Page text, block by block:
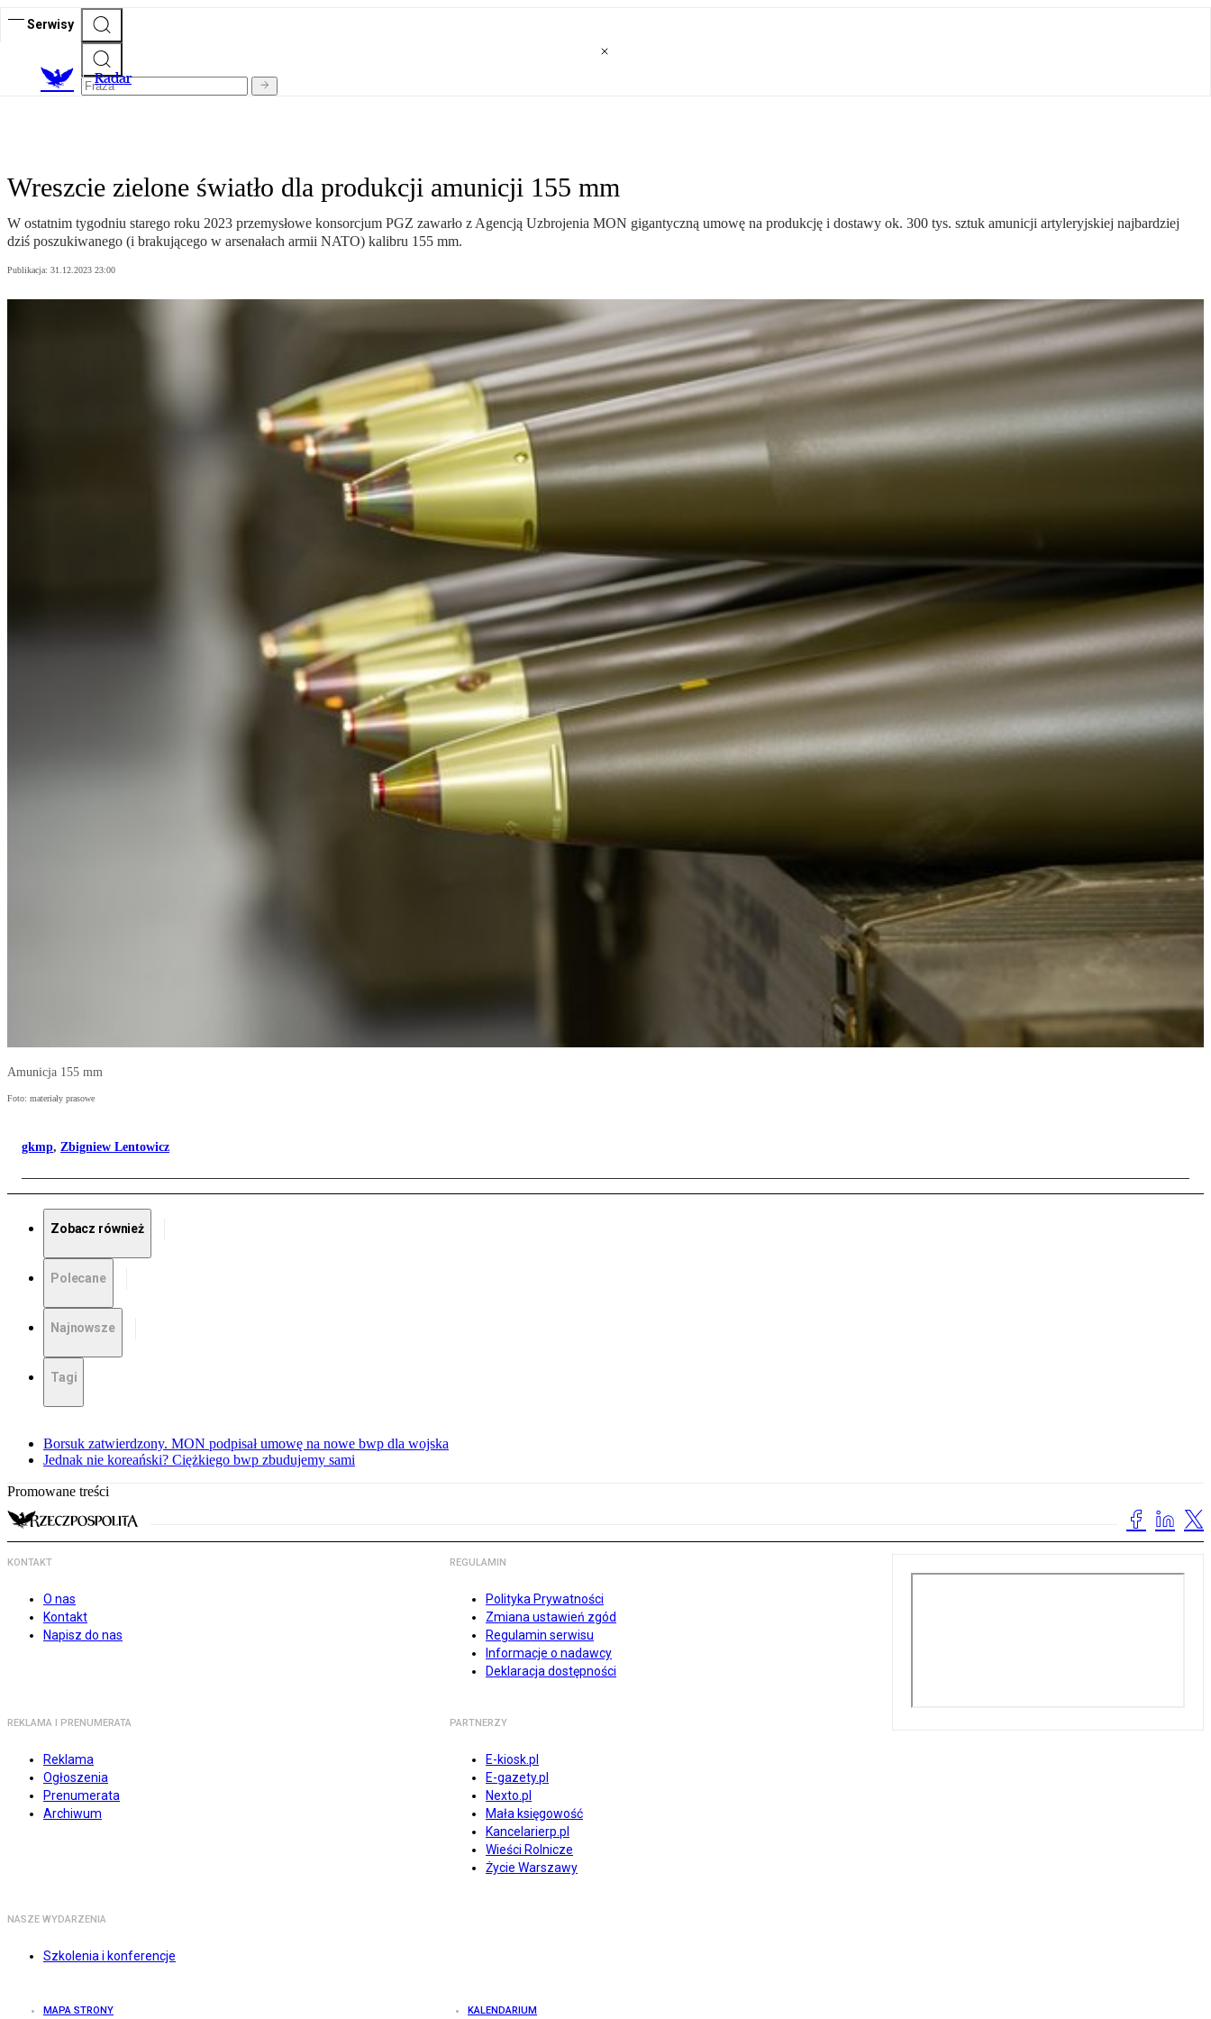
Serwisy
Radar
Wreszcie zielone światło dla produkcji amunicji 155 mm
W ostatnim tygodniu starego roku 2023 przemysłowe konsorcjum PGZ zawarło z Agencją Uzbrojenia MON gigantyczną umowę na produkcję i dostawy ok. 300 tys. sztuk amunicji artyleryjskiej najbardziej
dziś poszukiwanego (i brakującego w arsenałach armii NATO) kalibru 155 mm.
Publikacja: 31.12.2023 23:00
Amunicja 155 mm
Foto: materiały prasowe
gkmp, Zbigniew Lentowicz
Zobacz również
Polecane
Najnowsze
Tagi
Borsuk zatwierdzony. MON podpisał umowę na nowe bwp dla wojska
Jednak nie koreański? Ciężkiego bwp zbudujemy sami
Promowane treści
KONTAKT
O nas
Kontakt
Napisz do nas
REGULAMIN
Polityka Prywatności
Zmiana ustawień zgód
Regulamin serwisu
Informacje o nadawcy
Deklaracja dostępności
REKLAMA I PRENUMERATA
Reklama
Ogłoszenia
Prenumerata
Archiwum
PARTNERZY
E-kiosk.pl
E-gazety.pl
Nexto.pl
Mała księgowość
Kancelarierp.pl
Wieści Rolnicze
Życie Warszawy
NASZE WYDARZENIA
Szkolenia i konferencje
MAPA STRONY KALENDARIUM